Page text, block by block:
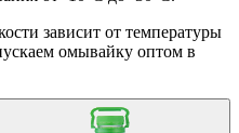
зависит от температуры
омывайку оптом в